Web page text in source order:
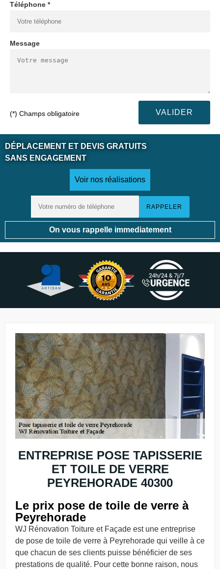
Téléphone *
Message
(*) Champs obligatoire
DÉPLACEMENT ET DEVIS GRATUITS
SANS ENGAGEMENT
Voir nos réalisations
On vous rappelle immediatement
ENTREPRISE POSE TAPISSERIE
ET TOILE DE VERRE
PEYREHORADE 40300
Le prix pose de toile de verre à
Peyrehorade
WJ Rénovation Toiture et Façade est une entreprise
de pose de toile de verre à Peyrehorade qui veille à ce
que chacun de ses clients puisse bénéficier de ses
prestations de qualité. Pour cette bonne raison, nous